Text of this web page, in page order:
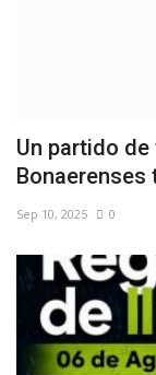
Un partido
Bonaerenses
Sep 10, 2025 0